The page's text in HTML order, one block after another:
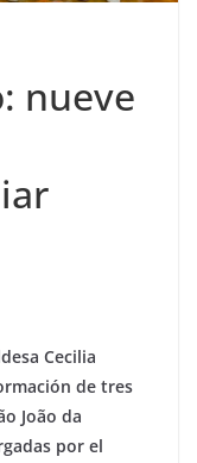
nueve
Cecilia
de tres
João da
por el